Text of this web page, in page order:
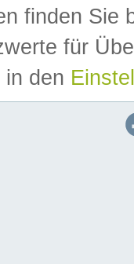
finden Sie
für
in den